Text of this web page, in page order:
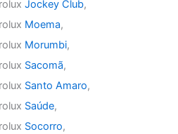
Jockey Club,
Moema,
Morumbi,
Sacomã,
Santo Amaro,
Saúde,
Socorro,